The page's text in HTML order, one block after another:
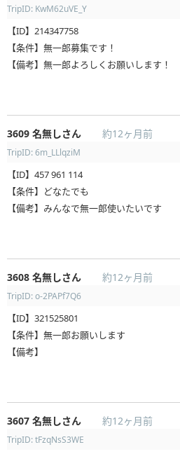
TripID: KwM62uVE_Y
【ID】214347758
【条件】無一郎募集です！
【備考】無一郎よろしくお願いします！
3609 名無しさん 約12ヶ月前
TripID: 6m_LLlqziM
【ID】457 961 114
【条件】どなたでも
【備考】みんなで無一郎使いたいです
3608 名無しさん 約12ヶ月前
TripID: o-2PAPf7Q6
【ID】321525801
【条件】無一郎お願いします
【備考】
3607 名無しさん 約12ヶ月前
TripID: tFzqNsS3WE